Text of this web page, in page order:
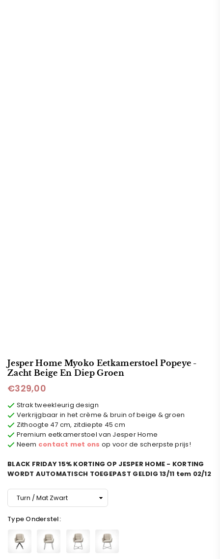
Jesper Home Myoko Eetkamerstoel Popeye -
Zacht Beige En Diep Groen
Normale
prijs
€329,00
Strak tweekleurig design
Verkrijgbaar in het crème & bruin of beige & groen
Zithoogte 47 cm, zitdiepte 45 cm
Premium eetkamerstoel van Jesper Home
Neem contact met ons op voor de scherpste prijs!
BLACK FRIDAY 15% KORTING OP JESPER HOME - KORTING
WORDT AUTOMATISCH TOEGEPAST GELDIG 13/11 tem 02/12
Type Onderstel: